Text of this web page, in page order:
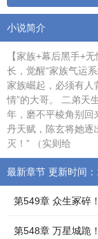
小说简介
【家族+幕后黑手+
长，觉醒“家族气运
家族崛起，必须有人
情”的大哥。 二弟天
年，磨不平棱角别回
丹天赋，陈玄将她逐
灭！” （实则给
最新章节 更新时间
第549章 众生冢碎
第548章 万星城跪